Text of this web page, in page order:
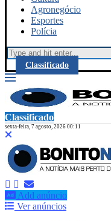
Agronegócio
Esportes
Polícia
Classificado
Classificado
sexta-feira, 7 agosto, 2026 00:11
Add anúncio
Ver anúncios